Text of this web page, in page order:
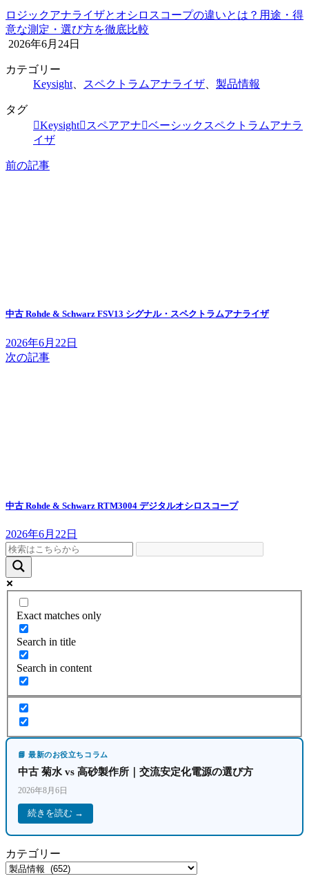
ロジックアナライザとオシロスコープの違いとは？用途・得
意な測定・選び方を徹底比較
2026年6月24日
カテゴリー
Keysight
スペクトラムアナライザ 製品情報
タグ
Keysight
スペアアナ
ベーシックスペクトラムアナラ
イザ
前の記事
中古 Rohde & Schwarz FSV13 シグナル・スペクトラムアナライザ
2026年6月22日
次の記事
中古 Rohde & Schwarz RTM3004 デジタルオシロスコープ
2026年6月22日
Exact matches only
Search in title
Search in content
📘 最新のお役立ちコラム
中古 菊水 vs 高砂製作所｜交流安定化電源の選び方
2026年8月6日
続きを読む →
カテゴリー